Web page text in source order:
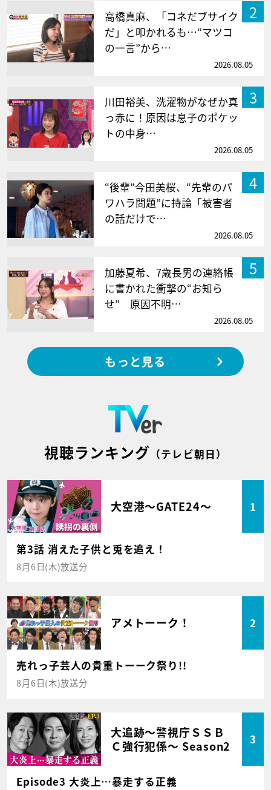
2
高橋真麻、「コネだブサイク
だ」と叩かれるも…“マツコ
の一言”から…
2026.08.05
3
川田裕美、洗濯物がなぜか真
っ赤に！原因は息子のポケッ
トの中身…
2026.08.05
4
“後輩”今田美桜、“先輩のパ
ワハラ問題”に持論「被害者
の話だけで…
2026.08.05
5
加藤夏希、7歳長男の連絡帳
に書かれた衝撃の“お知ら
せ” 原因不明…
2026.08.05
もっと見る
視聴ランキング （テレビ朝日）
大空港～GATE24～ 1
第3話 消えた子供と兎を追え！
8月6日(木)放送分
アメトーーク！ 2
売れっ子芸人の貴重トーーク祭り!!
8月6日(木)放送分
大追跡～警視庁ＳＳＢ
Ｃ強行犯係～ Season2
3
Episode3 大炎上…暴走する正義